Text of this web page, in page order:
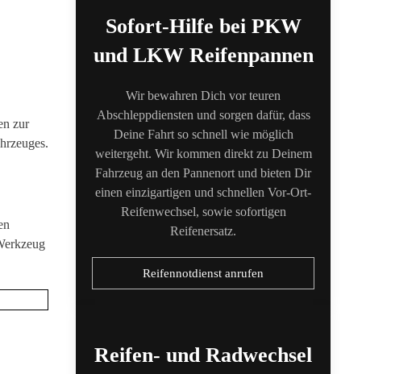
zur
Sofort-Hilfe bei PKW
und LKW Reifenpannen
Wir bewahren Dich vor teuren
Abschleppdiensten und sorgen dafür, dass
Deine Fahrt so schnell wie möglich
weitergeht. Wir kommen direkt zu Deinem
Fahrzeug an den Pannenort und bieten Dir
einen einzigartigen und schnellen Vor-Ort-
Reifenwechsel, sowie sofortigen
Reifenersatz.
Reifennotdienst anrufen
Reifen- und Radwechsel